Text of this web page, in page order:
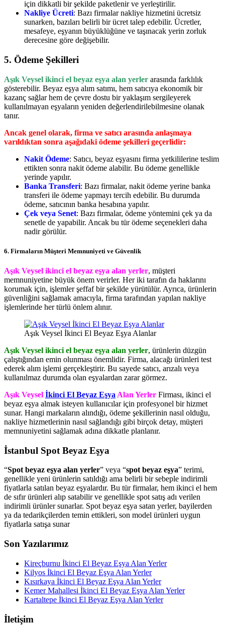
için dikkatli bir şekilde paketlenir ve yerleştirilir.
Nakliye Ücreti: Bazı firmalar nakliye hizmetini ücretsiz
sunarken, bazıları belirli bir ücret talep edebilir. Ücretler,
mesafeye, eşyanın büyüklüğüne ve taşınacak yerin zorluk
derecesine göre değişebilir.
5. Ödeme Şekilleri
Aşık Veysel ikinci el beyaz eşya alan yerler arasında farklılık
gösterebilir. Beyaz eşya alım satımı, hem satıcıya ekonomik bir
kazanç sağlar hem de çevre dostu bir yaklaşım sergileyerek
kullanılmayan eşyaların yeniden değerlendirilebilmesine olanak
tanır.
Ancak genel olarak, firma ve satıcı arasında anlaşmaya
varıldıktan sonra aşağıdaki ödeme şekilleri geçerlidir:
Nakit Ödeme: Satıcı, beyaz eşyasını firma yetkililerine teslim
ettikten sonra nakit ödeme alabilir. Bu ödeme genellikle
yerinde yapılır.
Banka Transferi: Bazı firmalar, nakit ödeme yerine banka
transferi ile ödeme yapmayı tercih edebilir. Bu durumda
ödeme, satıcının banka hesabına yapılır.
Çek veya Senet: Bazı firmalar, ödeme yöntemini çek ya da
senetle de yapabilir. Ancak bu tür ödeme seçenekleri daha
nadir görülür.
6. Firmaların Müşteri Memnuniyeti ve Güvenlik
Aşık Veysel ikinci el beyaz eşya alan yerler, müşteri
memnuniyetine büyük önem verirler. Her iki tarafın da haklarını
korumak için, işlemler şeffaf bir şekilde yürütülür. Ayrıca, ürünlerin
güvenliğini sağlamak amacıyla, firma tarafından yapılan nakliye
işlemlerinde her türlü önlem alınır.
Aşık Veysel İkinci El Beyaz Eşya Alanlar
Aşık Veysel ikinci el beyaz eşya alan yerler, ürünlerin düzgün
çalıştığından emin olunması önemlidir. Firma, alacağı ürünleri test
ederek alım işlemi gerçekleştirir. Bu sayede satıcı, arızalı veya
kullanılmaz durumda olan eşyalardan zarar görmez.
Aşık Veysel İkinci El Beyaz Eşya Alan Yerler Firması, ikinci el
beyaz eşya almak isteyen kullanıcılar için profesyonel bir hizmet
sunar. Hangi markaların alındığı, ödeme şekillerinin nasıl olduğu,
nakliye hizmetlerinin nasıl sağlandığı gibi birçok detay, müşteri
memnuniyetini sağlamak adına dikkatle planlanır.
İstanbul Spot Beyaz Eşya
“Spot beyaz eşya alan yerler” veya “spot beyaz eşya” terimi,
genellikle yeni ürünlerin satıldığı ama belirli bir sebeple indirimli
fiyatlarla satılan beyaz eşyalardır. Bu tür firmalar, hem ikinci el hem
de sıfır ürünleri alıp satabilir ve genellikle spot satış adı verilen
indirimli ürünler sunarlar. Spot beyaz eşya satan yerler, bayilerden
ya da tedarikçilerden temin ettikleri, son model ürünleri uygun
fiyatlarla satışa sunar
Son Yazılarımız
Kireçburnu İkinci El Beyaz Eşya Alan Yerler
Kilyos İkinci El Beyaz Eşya Alan Yerler
Kısırkaya İkinci El Beyaz Eşya Alan Yerler
Kemer Mahallesi İkinci El Beyaz Eşya Alan Yerler
Kartaltepe İkinci El Beyaz Eşya Alan Yerler
İletişim